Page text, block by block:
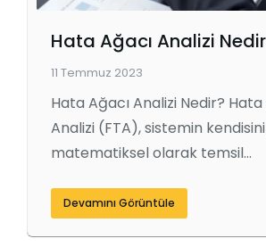
Hata Ağacı Analizi
11 Temmuz 2023
Hata Ağacı Analizi Nedir? Hata
Analizi (FTA), sistemin
matematiksel olarak temsil…
Devamını Görüntüle